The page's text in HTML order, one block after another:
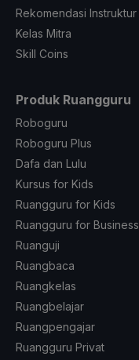
Rekomendasi Instruktur
Kelas Mitra
Skill Coins
Produk Ruangguru
Roboguru
Roboguru Plus
Dafa dan Lulu
Kursus for Kids
Ruangguru for Kids
Ruangguru for Business
Ruanguji
Ruangbaca
Ruangkelas
Ruangbelajar
Ruangpengajar
Ruangguru Privat